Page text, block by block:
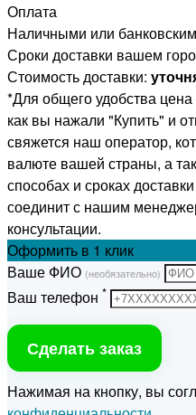
Оплата
Наличными или
Сроки доставки вашем
Стоимость доставки:
*Для общего удобства цена
как вы нажали "Купить" и
свяжется наш оператор,
валюте вашей страны, а
способах и сроках
соединит с нашим
консультации.
Оформить в 1 клик
Ваше ФИО (необязательно)
Ваш телефон *
Сделать заказ
Нажимая на кнопку, вы